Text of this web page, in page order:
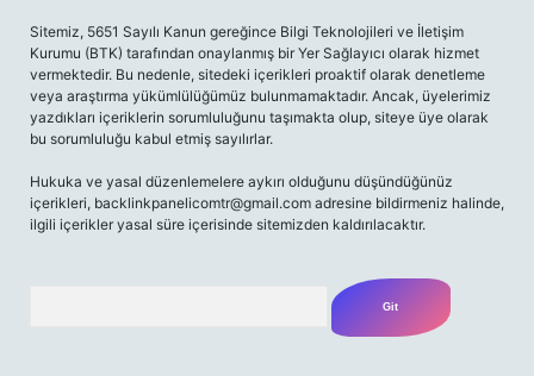
Sitemiz, 5651 Sayılı Kanun gereğince Bilgi Teknolojileri ve İletişim
Kurumu (BTK) tarafından onaylanmış bir Yer Sağlayıcı olarak hizmet
vermektedir. Bu nedenle, sitedeki içerikleri proaktif olarak denetleme
veya araştırma yükümlülüğümüz bulunmamaktadır. Ancak, üyelerimiz
yazdıkları içeriklerin sorumluluğunu taşımakta olup, siteye üye olarak
bu sorumluluğu kabul etmiş sayılırlar.
Hukuka ve yasal düzenlemelere aykırı olduğunu düşündüğünüz
içerikleri, backlinkpanelicomtr@gmail.com adresine bildirmeniz halinde,
ilgili içerikler yasal süre içerisinde sitemizden kaldırılacaktır.